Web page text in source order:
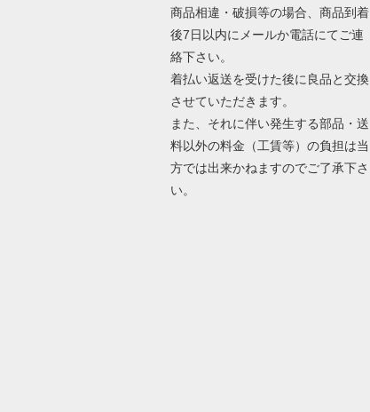
商品相違・破損等の場合、商品到着
後7日以内にメールか電話にてご連
絡下さい。
着払い返送を受けた後に良品と交換
させていただきます。
また、それに伴い発生する部品・送
料以外の料金（工賃等）の負担は当
方では出来かねますのでご了承下さ
い。